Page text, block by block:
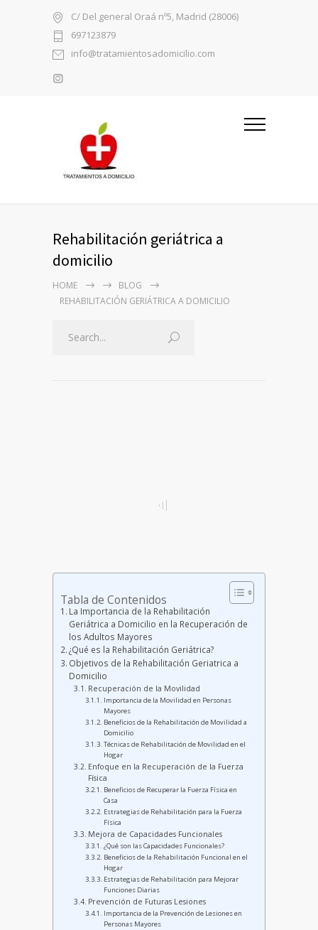
C/ Del general Oraá nº5, Madrid (28006)
697123879
info@tratamientosadomicilio.com
Rehabilitación geriátrica a
domicilio
HOME
BLOG
REHABILITACIÓN GERIÁTRICA A DOMICILIO
Tabla de Contenidos
La Importancia de la Rehabilitación
Geriátrica a Domicilio en la Recuperación de
los Adultos Mayores
¿Qué es la Rehabilitación Geriátrica?
Objetivos de la Rehabilitación Geriatrica a
Domicilio
Recuperación de la Movilidad
Importancia de la Movilidad en Personas
Mayores
Beneficios de la Rehabilitación de Movilidad a
Domicilio
Técnicas de Rehabilitación de Movilidad en el
Hogar
Enfoque en la Recuperación de la Fuerza
Física
Beneficios de Recuperar la Fuerza Física en
Casa
Estrategias de Rehabilitación para la Fuerza
Física
Mejora de Capacidades Funcionales
¿Qué son las Capacidades Funcionales?
Beneficios de la Rehabilitación Funcional en el
Hogar
Estrategias de Rehabilitación para Mejorar
Funciones Diarias
Prevención de Futuras Lesiones
Importancia de la Prevención de Lesiones en
Personas Mayores